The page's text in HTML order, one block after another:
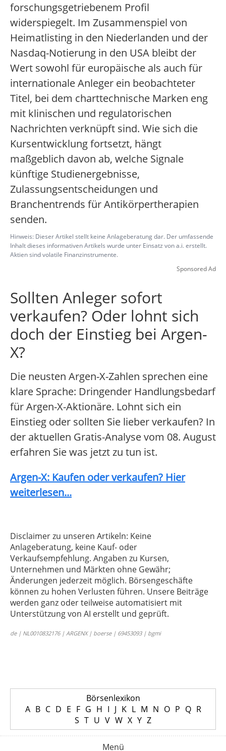
forschungsgetriebenem Profil
widerspiegelt. Im Zusammenspiel von
Heimatlisting in den Niederlanden und der
Nasdaq-Notierung in den USA bleibt der
Wert sowohl für europäische als auch für
internationale Anleger ein beobachteter
Titel, bei dem charttechnische Marken eng
mit klinischen und regulatorischen
Nachrichten verknüpft sind. Wie sich die
Kursentwicklung fortsetzt, hängt
maßgeblich davon ab, welche Signale
künftige Studienergebnisse,
Zulassungsentscheidungen und
Branchentrends für Antikörpertherapien
senden.
Hinweis: Dieser Artikel stellt keine Anlageberatung dar. Der umfassende
Inhalt dieses informativen Artikels wurde unter Einsatz von a.i. erstellt.
Aktien sind volatile Finanzinstrumente.
Sponsored Ad
Sollten Anleger sofort
verkaufen? Oder lohnt sich
doch der Einstieg bei Argen-
X?
Die neusten Argen-X-Zahlen sprechen eine
klare Sprache: Dringender Handlungsbedarf
für Argen-X-Aktionäre. Lohnt sich ein
Einstieg oder sollten Sie lieber verkaufen? In
der aktuellen Gratis-Analyse vom 08. August
erfahren Sie was jetzt zu tun ist.
Argen-X: Kaufen oder verkaufen? Hier
weiterlesen...
Disclaimer zu unseren Artikeln: Keine
Anlageberatung, keine Kauf- oder
Verkaufsempfehlung. Angaben zu Kursen,
Unternehmen und Märkten ohne Gewähr;
Änderungen jederzeit möglich. Börsengeschäfte
können zu hohen Verlusten führen. Unsere Beiträge
werden ganz oder teilweise automatisiert mit
Unterstützung von AI erstellt und geprüft.
de | NL0010832176 | ARGENX | boerse | 69453093 | bgmi
Börsenlexikon
A B C D E F G H I J K L M N O P Q R
S T U V W X Y Z
Menü